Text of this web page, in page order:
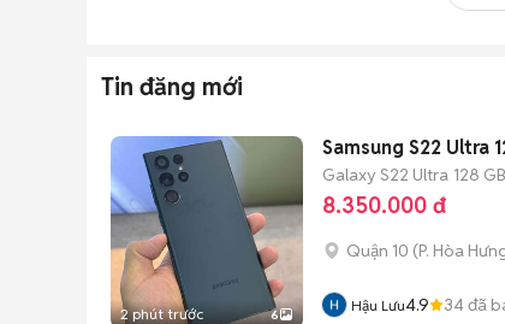
Tin đăng mới
2 phút trước 6
Samsung S22 Ultra
Galaxy S22 Ultra 128 GB
8.350.000 đ
Quận 10 (P. Hòa
Hậu Lưu4.9 34đã